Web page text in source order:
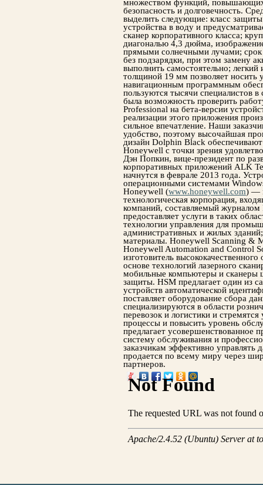
множеством функций, повышающих
безопасность и долговечность.
выделить следующие: класс
устройства в воду и
сканер корпоративного класса;
диагональю 4,3 дюйма,
прямыми солнечными лучами; срок
без подзарядки, при этом замену
выполнить самостоятельно;
толщиной 19 мм позволяет носить
навигационным программным
пользуются тысячи специалистов
была возможность проверить
Professional на бета-версии
реализации этого приложения
сильное впечатление. Наши
удобство, поэтому высочайшая
дизайн Dolphin Black
Honeywell с точки зрения
Дэн Попкин, вице-президент по
корпоративных приложений ALK
начнутся в феврале 2013 года.
операционными системами
Honeywell (www.honeywell.com) —
технологическая корпорация,
компаний, составляемый
предоставляет услуги в таких
технологии управления для
административных и жилых
материалы. Honeywell Scanning &
Honeywell Automation and Control
изготовитель
основе технологий лазерного
мобильные компьютеры и сканеры
защиты. HSM предлагает один из
устройств автоматической
поставляет оборудование сбора
специализируются в области
перевозок и логистики и
процессы и повысить уровень
предлагает усовершенствованное
систему обслуживания и
заказчикам эффективно
продается по всему миру через
партнеров.